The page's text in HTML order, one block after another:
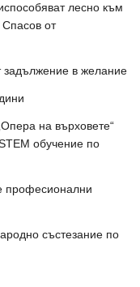
лесно към
от
задължение в желание
на върховете“
обучение по
професионални
състезание по